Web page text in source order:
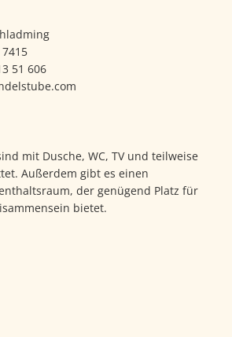
51 606
mit Dusche, WC, TV und teilweise
Außerdem gibt es einen
der genügend Platz für
bietet.